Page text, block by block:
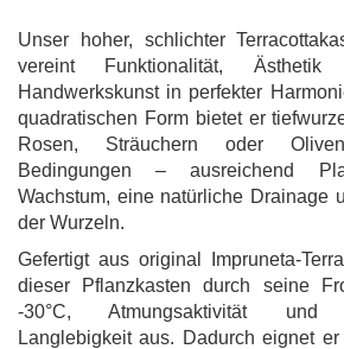
Unser hoher, schlichter
vereint Funktionalität, Ästhetik
Handwerkskunst in perfekter
quadratischen Form bietet er
Rosen, Sträuchern oder
Bedingungen – ausreichend
Wachstum, eine natürliche Drainage
der Wurzeln.
Gefertigt aus original Impruneta-
dieser Pflanzkasten durch seine
-30°C, Atmungsaktivität und
Langlebigkeit aus. Dadurch eignet